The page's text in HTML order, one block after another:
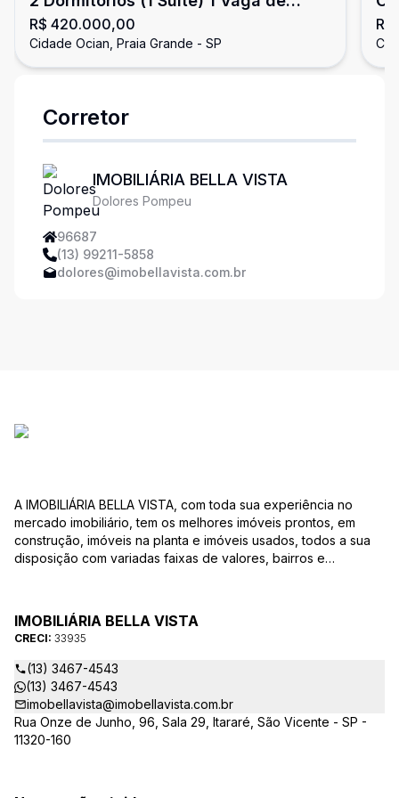
Garagem
R$ 420.000,00
Cidade Ocian, Praia Grande - SP
Corretor
IMOBILIÁRIA BELLA VISTA
Dolores Pompeu
96687
(13) 99211-5858
dolores@imobellavista.com.br
A IMOBILIÁRIA BELLA VISTA, com toda sua experiência no
mercado imobiliário, tem os melhores imóveis prontos, em
construção, imóveis na planta e imóveis usados, todos a sua
disposição com variadas faixas de valores, bairros e
ao CRECI-EE – estarão sempre prontos para responder-lhe
todas as suas dúvidas sobre casas, apartamentos, terrenos,
salas comerciais e outros produtos imobiliários.
IMOBILIÁRIA BELLA VISTA
CRECI: 33935
(13) 3467-4543
(13) 3467-4543
imobellavista@imobellavista.com.br
Rua Onze de Junho, 96, Sala 29, Itararé, São Vicente - SP -
11320-160